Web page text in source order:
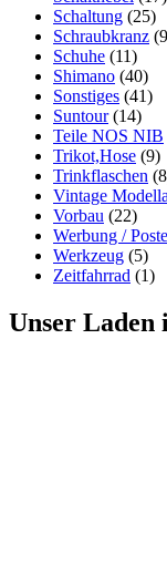
Schaltung (25)
Schraubkranz
Schuhe (11)
Shimano (40)
Sonstiges (41)
Suntour (14)
Teile NOS NIB
Trikot,Hose (9)
Trinkflaschen
Vintage
Vorbau (22)
Werbung /
Werkzeug (5)
Zeitfahrrad (1)
Unser Laden